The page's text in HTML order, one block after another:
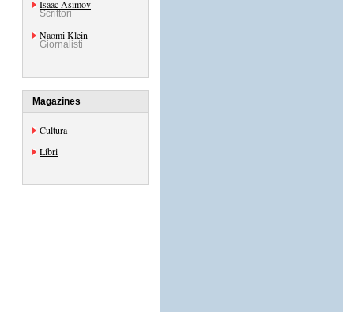
Isaac Asimov
Scrittori
Naomi Klein
Giornalisti
Magazines
Cultura
Libri